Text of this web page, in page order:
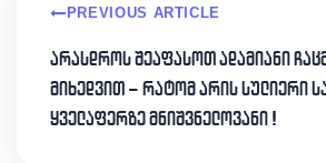
PREVIOUS ARTICLE
არასდროს შეაფასოთ ადამიანი
მიხედვით – რატომ არის სულიერი
ყველაფერზე მნიშვნელოვანი !